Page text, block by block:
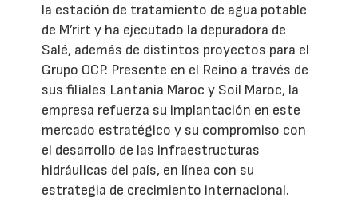
la estación de tratamiento de agua potable
de M’rirt y ha ejecutado la depuradora de
Salé, además de distintos proyectos para el
Grupo OCP. Presente en el Reino a través de
sus filiales Lantania Maroc y Soil Maroc, la
empresa refuerza su implantación en este
mercado estratégico y su compromiso con
el desarrollo de las infraestructuras
hidráulicas del país, en línea con su
estrategia de crecimiento internacional.